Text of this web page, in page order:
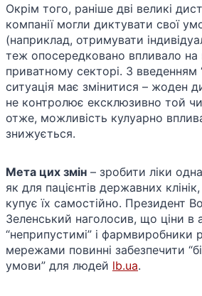
Окрім того, раніше дві великі
компанії могли диктувати свої
(наприклад, отримувати
теж опосередковано впливало на
приватному секторі. З введенням
ситуація має змінитися – жоден
не контролює ексклюзивно той
отже, можливість кулуарно
знижується.
Мета цих змін – зробити ліки
як для пацієнтів державних
купує їх самостійно. Президент
Зеленський наголосив, що ціни в
“неприпустимі” і фармвиробники
мережами повинні забезпечити
умови” для людей​ lb.ua.